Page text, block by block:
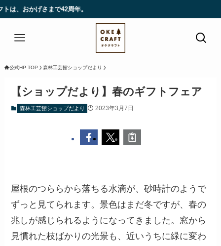
さまで42周年。
公式HP TOP 森林工芸館ショップだより
【ショップだより】春のギフトフェア
森林工芸館ショップだより 2023年3月7日
屋根のつららから落ちる水滴が、砂時計のようで
ずっと見てられます。景色はまだ冬ですが、春の
兆しが感じられるようになってきました。窓から
見慣れた枝ばかりの光景も、近いうちに緑に変わ